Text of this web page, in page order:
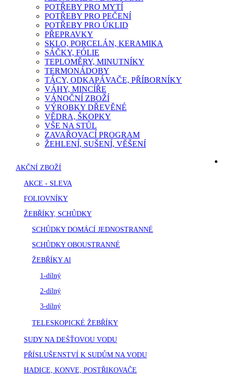
POTŘEBY PRO MYTÍ
POTŘEBY PRO PEČENÍ
POTŘEBY PRO ÚKLID
PŘEPRAVKY
SKLO, PORCELÁN, KERAMIKA
SÁČKY, FÓLIE
TEPLOMĚRY, MINUTNÍKY
TERMONÁDOBY
TÁCY, ODKAPÁVAČE, PŘÍBORNÍKY
VÁHY, MINCÍŘE
VÁNOČNÍ ZBOŽÍ
VÝROBKY DŘEVĚNÉ
VĚDRA, ŠKOPKY
VŠE NA STŮL
ZAVAŘOVACÍ PROGRAM
ŽEHLENÍ, SUŠENÍ, VĚŠENÍ
AKČNÍ ZBOŽÍ
AKCE - SLEVA
FOLIOVNÍKY
ŽEBŘÍKY, SCHŮDKY
SCHŮDKY DOMÁCÍ JEDNOSTRANNÉ
SCHŮDKY OBOUSTRANNÉ
ŽEBŘÍKY Al
1-dílný
2-dílný
3-dílný
TELESKOPICKÉ ŽEBŘÍKY
SUDY NA DEŠŤOVOU VODU
PŘÍSLUŠENSTVÍ K SUDŮM NA VODU
HADICE, KONVE, POSTŘIKOVAČE